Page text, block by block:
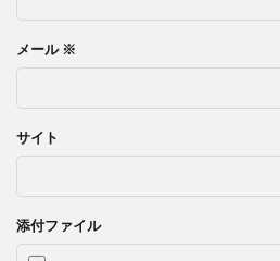
メール ※
サイト
添付ファイル